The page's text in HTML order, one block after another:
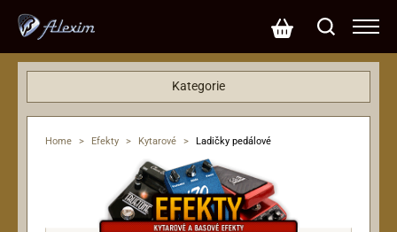
Home > Efekty > Kytarové > Ladičky pedálové
Kategorie
Basové kytary
Efekty
Hlasové vokální
Kytarové